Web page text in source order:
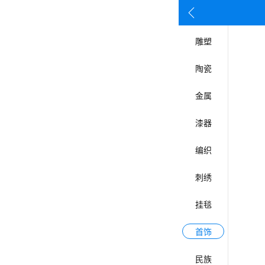
雕塑
陶瓷
金属
漆器
编织
刺绣
挂毯
首饰
民族